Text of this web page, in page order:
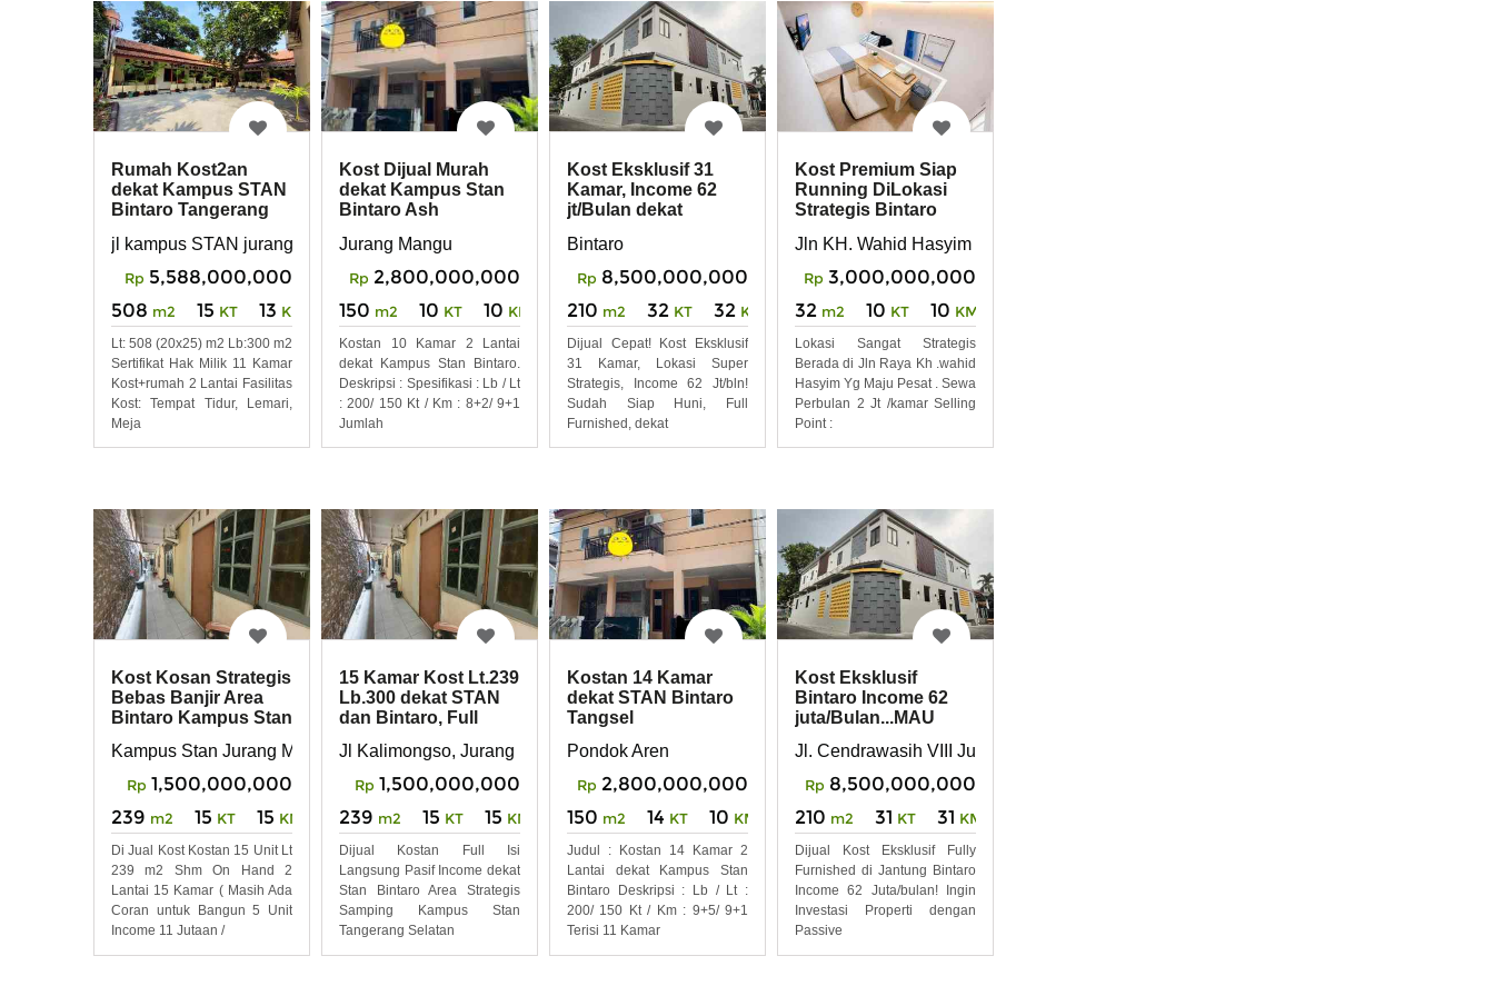
Rumah Kost2an
dekat Kampus STAN
Bintaro Tangerang
jl kampus STAN jurangmangu timur
Rp 5,588,000,000
508 m2 15 KT 13 KM
Lt: 508 (20x25) m2 Lb:300 m2
Sertifikat Hak Milik 11 Kamar
Kost+rumah 2 Lantai Fasilitas
Kost: Tempat Tidur, Lemari,
Meja
Kost Dijual Murah
dekat Kampus Stan
Bintaro Ash
Jurang Mangu
Rp 2,800,000,000
150 m2 10 KT 10 KM
Kostan 10 Kamar 2 Lantai
dekat Kampus Stan Bintaro.
Deskripsi : Spesifikasi : Lb / Lt
: 200/ 150 Kt / Km : 8+2/ 9+1
Jumlah
Kost Eksklusif 31
Kamar, Income 62
jt/Bulan dekat
Bintaro
Rp 8,500,000,000
210 m2 32 KT 32 KM
Dijual Cepat! Kost Eksklusif
31 Kamar, Lokasi Super
Strategis, Income 62 Jt/bln!
Sudah Siap Huni, Full
Furnished, dekat
Kost Premium Siap
Running DiLokasi
Strategis Bintaro
Jln KH. Wahid Hasyim Jurang Manggu Timur pondok Aren TangSel
Rp 3,000,000,000
32 m2 10 KT 10 KM
Lokasi Sangat Strategis
Berada di Jln Raya Kh .wahid
Hasyim Yg Maju Pesat . Sewa
Perbulan 2 Jt /kamar Selling
Point :
Kost Kosan Strategis
Bebas Banjir Area
Bintaro Kampus Stan
Kampus Stan Jurang Mangu Timur
Rp 1,500,000,000
239 m2 15 KT 15 KM
Di Jual Kost Kostan 15 Unit Lt
239 m2 Shm On Hand 2
Lantai 15 Kamar ( Masih Ada
Coran untuk Bangun 5 Unit
Income 11 Jutaan /
15 Kamar Kost Lt.239
Lb.300 dekat STAN
dan Bintaro, Full
Jl Kalimongso, Jurang mangu Timur
Rp 1,500,000,000
239 m2 15 KT 15 KM
Dijual Kostan Full Isi
Langsung Pasif Income dekat
Stan Bintaro Area Strategis
Samping Kampus Stan
Tangerang Selatan
Kostan 14 Kamar
dekat STAN Bintaro
Tangsel
Pondok Aren
Rp 2,800,000,000
150 m2 14 KT 10 KM
Judul : Kostan 14 Kamar 2
Lantai dekat Kampus Stan
Bintaro Deskripsi : Lb / Lt :
200/ 150 Kt / Km : 9+5/ 9+1
Terisi 11 Kamar
Kost Eksklusif
Bintaro Income 62
juta/Bulan...MAU
Jl. Cendrawasih VIII Jurang Mangu Timur Pondok Aren Tangerang Selatan
Rp 8,500,000,000
210 m2 31 KT 31 KM
Dijual Kost Eksklusif Fully
Furnished di Jantung Bintaro
Income 62 Juta/bulan! Ingin
Investasi Properti dengan
Passive